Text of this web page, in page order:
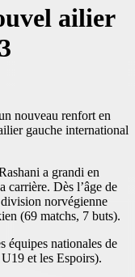
ailier
nouveau renfort en
gauche international
a grandi en
carrière. Dès l’âge de
norvégienne
(69 matchs, 7 buts).
équipes nationales de
et les Espoirs).